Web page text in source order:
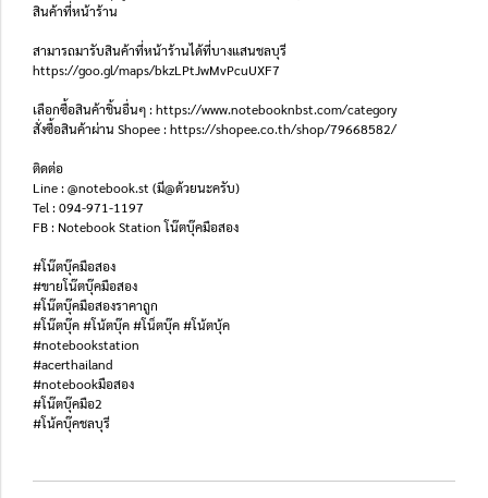
สินค้าที่หน้าร้าน
สามารถมารับสินค้าที่หน้าร้านได้ที่บางแสนชลบุรี
https://goo.gl/maps/bkzLPtJwMvPcuUXF7
เลือกซื้อสินค้าชิ้นอื่นๆ : https://www.notebooknbst.com/category
สั่งซื้อสินค้าผ่าน Shopee : https://shopee.co.th/shop/79668582/
ติดต่อ
Line : @notebook.st (มี@ด้วยนะครับ)
Tel : 094-971-1197
FB : Notebook Station โน๊ตบุ๊คมือสอง
#โน๊ตบุ๊คมือสอง
#ขายโน๊ตบุ๊คมือสอง
#โน๊ตบุ๊คมือสองราคาถูก
#โน๊ตบุ๊ค #โน้ตบุ๊ค #โน็ตบุ๊ค #โน้ตบุ้ค
#notebookstation
#acerthailand
#notebookมือสอง
#โน๊ตบุ๊คมือ2
#โน้คบุ๊คชลบุรี